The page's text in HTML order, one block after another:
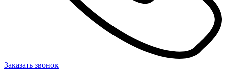
Заказать звонок